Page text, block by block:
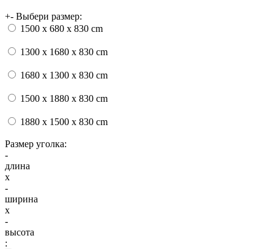
+- Выбери размер:
1500 х 680 x 830 cm
1300 х 1680 x 830 cm
1680 х 1300 x 830 cm
1500 х 1880 x 830 cm
1880 х 1500 x 830 cm
Размер уголка:
-
длина
x
-
ширина
x
-
высота
: